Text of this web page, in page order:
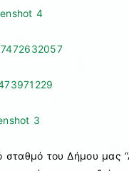
σταθμό του Δήμου μας